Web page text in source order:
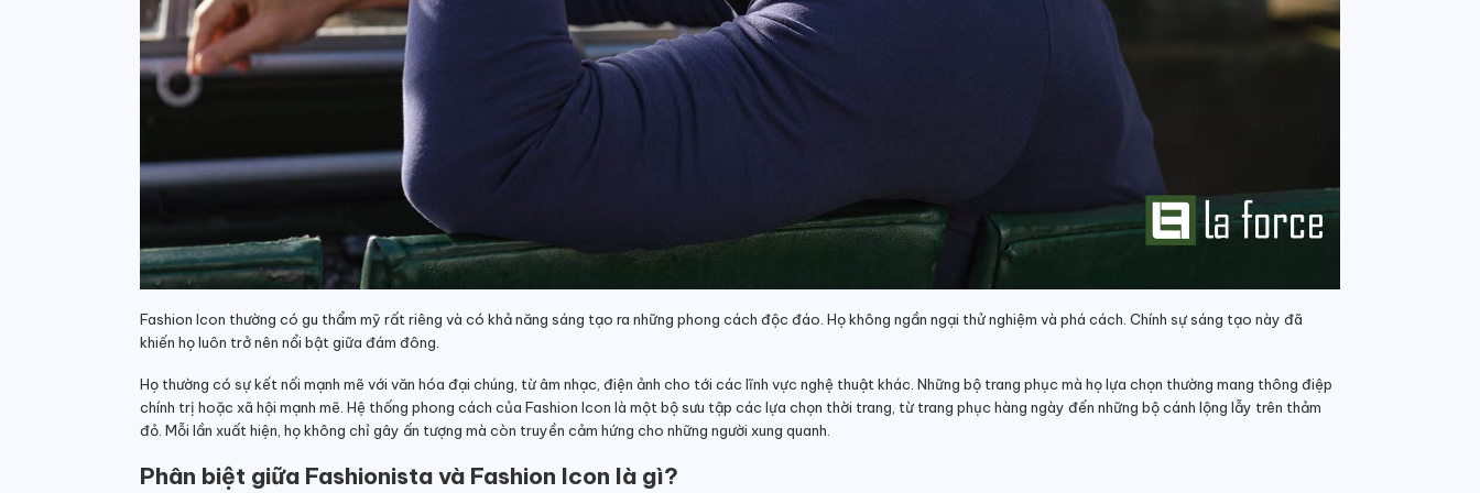
Fashion Icon thường có gu thẩm mỹ rất riêng và có khả năng sáng tạo ra những phong cách độc đáo. Họ không ngần ngại thử nghiệm và phá cách. Chính sự sáng tạo này đã
khiến họ luôn trở nên nổi bật giữa đám đông.
Họ thường có sự kết nối mạnh mẽ với văn hóa đại chúng, từ âm nhạc, điện ảnh cho tới các lĩnh vực nghệ thuật khác. Những bộ trang phục mà họ lựa chọn thường mang thông điệp
chính trị hoặc xã hội mạnh mẽ. Hệ thống phong cách của Fashion Icon là một bộ sưu tập các lựa chọn thời trang, từ trang phục hàng ngày đến những bộ cánh lộng lẫy trên thảm
đỏ. Mỗi lần xuất hiện, họ không chỉ gây ấn tượng mà còn truyền cảm hứng cho những người xung quanh.
Phân biệt giữa Fashionista và Fashion Icon là gì?